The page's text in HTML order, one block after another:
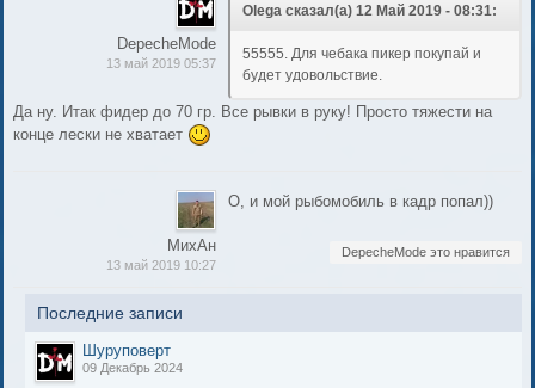
DepecheMode
13 май 2019 05:37
Olega сказал(а) 12 Май 2019 - 08:31:
55555. Для чебака пикер покупай и
будет удовольствие.
Да ну. Итак фидер до 70 гр. Все рывки в руку! Просто тяжести на
конце лески не хватает
МихАн
13 май 2019 10:27
О, и мой рыбомобиль в кадр попал))
DepecheMode это нравится
Последние записи
Шуруповерт
09 Декабрь 2024